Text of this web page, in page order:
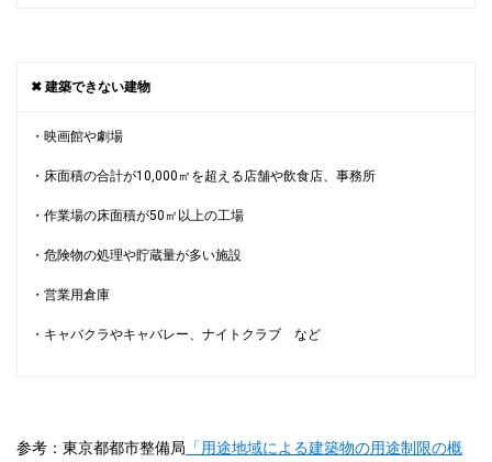
✖ 建築できない建物
・映画館や劇場
・床面積の合計が10,000㎡を超える店舗や飲食店、事務所
・作業場の床面積が50㎡以上の工場
・危険物の処理や貯蔵量が多い施設
・営業用倉庫
・キャバクラやキャバレー、ナイトクラブ など
参考：東京都都市整備局 「用途地域による建築物の用途制限の概